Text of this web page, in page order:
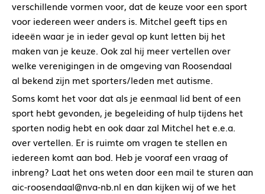
verschillende vormen voor, dat de keuze voor een sport
voor iedereen weer anders is. Mitchel geeft tips en
ideeën waar je in ieder geval op kunt letten bij het
maken van je keuze. Ook zal hij meer vertellen over
welke verenigingen in de omgeving van Roosendaal
al bekend zijn met sporters/leden met autisme.
Soms komt het voor dat als je eenmaal lid bent of een
sport hebt gevonden, je begeleiding of hulp tijdens het
sporten nodig hebt en ook daar zal Mitchel het e.e.a.
over vertellen. Er is ruimte om vragen te stellen en
iedereen komt aan bod. Heb je vooraf een vraag of
inbreng? Laat het ons weten door een mail te sturen aan
aic-roosendaal@nva-nb.nl en dan kijken wij of we het